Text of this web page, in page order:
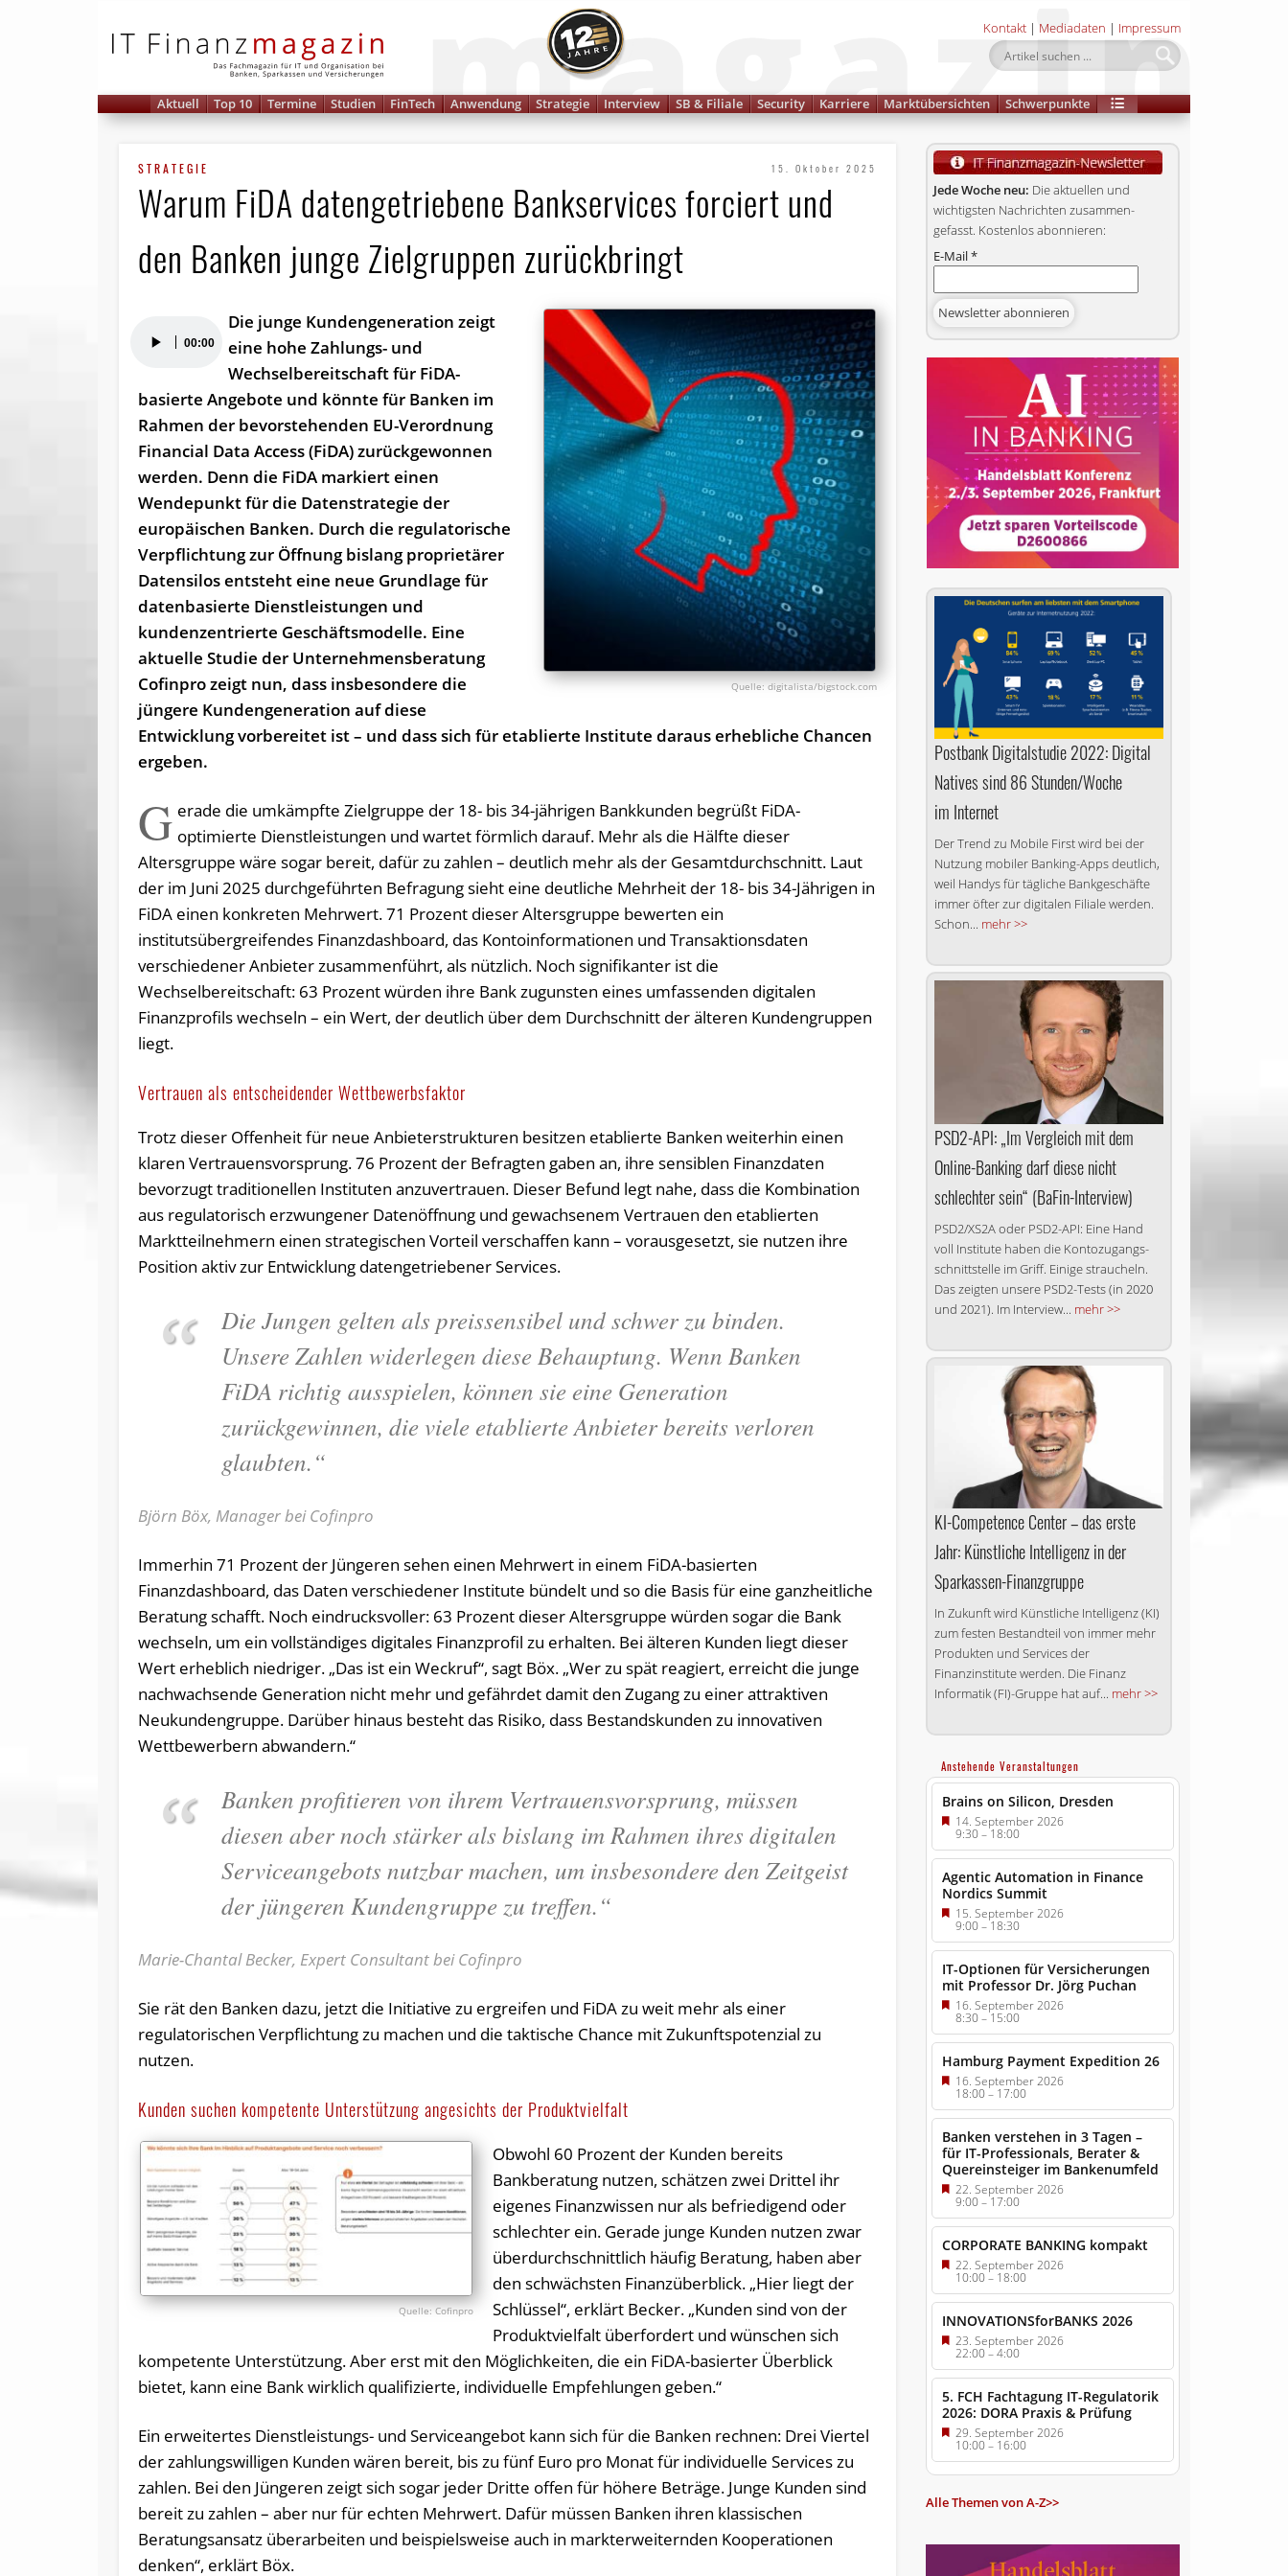
Kontakt | Mediadaten | Impressum
Aktuell Top 10 Termine Studien FinTech Anwendung Strategie Interview SB & Filiale Security Karriere Marktübersichten Schwerpunkte
STRATEGIE 15. Oktober 2025
Warum FiDA datengetriebene Bankservices forciert und
den Banken junge Zielgruppen zurückbringt
digitalista/bigstock.com
Player 00:00
Die junge Kundengeneration zeigt
eine hohe Zahlungs- und
Wechselbereitschaft für FiDA-
basierte Angebote und könnte für Banken im
Rahmen der bevorstehenden EU-Verordnung
Financial Data Access (FiDA) zurückgewonnen
werden. Denn die FiDA markiert einen
Wendepunkt für die Datenstrategie der
europäischen Banken. Durch die regulatorische
Verpflichtung zur Öffnung bislang proprietärer
Datensilos entsteht eine neue Grundlage für
datenbasierte Dienstleistungen und
kundenzentrierte Geschäftsmodelle. Eine
aktuelle Studie der Unternehmensberatung
Cofinpro zeigt nun, dass insbesondere die
jüngere Kundengeneration auf diese
Entwicklung vorbereitet ist – und dass sich für etablierte Institute daraus erhebliche Chancen
ergeben.
G erade die umkämpfte Zielgruppe der 18- bis 34-jährigen Bankkunden begrüßt FiDA-
optimierte Dienstleistungen und wartet förmlich darauf. Mehr als die Hälfte dieser
Altersgruppe wäre sogar bereit, dafür zu zahlen – deutlich mehr als der Gesamtdurchschnitt. Laut
der im Juni 2025 durchgeführten Befragung sieht eine deutliche Mehrheit der 18- bis 34-Jährigen in
FiDA einen konkreten Mehrwert. 71 Prozent dieser Altersgruppe bewerten ein
institutsübergreifendes Finanzdashboard, das Kontoinformationen und Transaktionsdaten
verschiedener Anbieter zusammenführt, als nützlich. Noch signifikanter ist die
Wechselbereitschaft: 63 Prozent würden ihre Bank zugunsten eines umfassenden digitalen
Finanzprofils wechseln – ein Wert, der deutlich über dem Durchschnitt der älteren Kundengruppen
liegt.
Vertrauen als entscheidender Wettbewerbsfaktor
Trotz dieser Offenheit für neue Anbieterstrukturen besitzen etablierte Banken weiterhin einen
klaren Vertrauensvorsprung. 76 Prozent der Befragten gaben an, ihre sensiblen Finanzdaten
bevorzugt traditionellen Instituten anzuvertrauen. Dieser Befund legt nahe, dass die Kombination
aus regulatorisch erzwungener Datenöffnung und gewachsenem Vertrauen den etablierten
Marktteilnehmern einen strategischen Vorteil verschaffen kann – vorausgesetzt, sie nutzen ihre
Position aktiv zur Entwicklung datengetriebener Services.
Die Jungen gelten als preissensibel und schwer zu binden.
Unsere Zahlen widerlegen diese Behauptung. Wenn Banken
FiDA richtig ausspielen, können sie eine Generation
zurückgewinnen, die viele etablierte Anbieter bereits verloren
glaubten.“
Björn Böx, Manager bei Cofinpro
Immerhin 71 Prozent der Jüngeren sehen einen Mehrwert in einem FiDA-basierten
Finanzdashboard, das Daten verschiedener Institute bündelt und so die Basis für eine ganzheitliche
Beratung schafft. Noch eindrucksvoller: 63 Prozent dieser Altersgruppe würden sogar die Bank
wechseln, um ein vollständiges digitales Finanzprofil zu erhalten. Bei älteren Kunden liegt dieser
Wert erheblich niedriger. „Das ist ein Weckruf“, sagt Böx. „Wer zu spät reagiert, erreicht die junge
nachwachsende Generation nicht mehr und gefährdet damit den Zugang zu einer attraktiven
Neukundengruppe. Darüber hinaus besteht das Risiko, dass Bestandskunden zu innovativen
Wettbewerbern abwandern.“
Banken profitieren von ihrem Vertrauensvorsprung, müssen
diesen aber noch stärker als bislang im Rahmen ihres digitalen
Serviceangebots nutzbar machen, um insbesondere den Zeitgeist
der jüngeren Kundengruppe zu treffen.“
Marie-Chantal Becker, Expert Consultant bei Cofinpro
Sie rät den Banken dazu, jetzt die Initiative zu ergreifen und FiDA zu weit mehr als einer
regulatorischen Verpflichtung zu machen und die taktische Chance mit Zukunftspotenzial zu
nutzen.
Kunden suchen kompetente Unterstützung angesichts der Produktvielfalt
Cofinpro
Obwohl 60 Prozent der Kunden bereits
Bankberatung nutzen, schätzen zwei Drittel ihr
eigenes Finanzwissen nur als befriedigend oder
schlechter ein. Gerade junge Kunden nutzen zwar
überdurchschnittlich häufig Beratung, haben aber
den schwächsten Finanzüberblick. „Hier liegt der
Schlüssel“, erklärt Becker. „Kunden sind von der
Produktvielfalt überfordert und wünschen sich
kompetente Unterstützung. Aber erst mit den Möglichkeiten, die ein FiDA-basierter Überblick
bietet, kann eine Bank wirklich qualifizierte, individuelle Empfehlungen geben.“
Ein erweitertes Dienstleistungs- und Serviceangebot kann sich für die Banken rechnen: Drei Viertel
der zahlungswilligen Kunden wären bereit, bis zu fünf Euro pro Monat für individuelle Services zu
zahlen. Bei den Jüngeren zeigt sich sogar jeder Dritte offen für höhere Beträge. Junge Kunden sind
bereit zu zahlen – aber nur für echten Mehrwert. Dafür müssen Banken ihren klassischen
Beratungsansatz überarbeiten und beispielsweise auch in markterweiternden Kooperationen
denken“, erklärt Böx.
Jede Woche neu: Die aktuellen und
wichtigsten Nachrichten zusammen­
gefasst. Kostenlos abonnieren:
E-Mail*
Postbank Digitalstudie 2022: Digital
Natives sind 86 Stunden/Woche
im Internet
Der Trend zu Mobile First wird bei der
Nutzung mobiler Banking-Apps deutlich,
weil Handys für tägliche Bankgeschäfte
immer öfter zur digitalen Filiale werden.
Schon... mehr >>
PSD2-API: „Im Vergleich mit dem
Online-Banking darf diese nicht
schlechter sein“ (BaFin-Interview)
PSD2/XS2A oder PSD2-API: Eine Hand
voll Institute haben die Konto­zugangs­
schnittstelle im Griff. Einige straucheln.
Das zeigten unsere PSD2-Tests (in 2020
und 2021). Im Interview... mehr >>
KI-Competence Center – das erste
Jahr: Künstliche Intelligenz in der
Sparkassen-Finanzgruppe
In Zukunft wird Künstliche Intelligenz (KI)
zum festen Bestandteil von immer mehr
Produkten und Services der
Finanzinstitute werden. Die Finanz
Informatik (FI)-Gruppe hat auf... mehr >>
Anstehende Veranstaltungen
Brains on Silicon, Dresden
14. September 2026
9:30–18:00
Agentic Automation in Finance
Nordics Summit
15. September 2026
9:00–18:30
IT-Optionen für Versicherungen
mit Professor Dr. Jörg Puchan
16. September 2026
8:30–15:00
Hamburg Payment Expedition 26
16. September 2026
18:00– 17:00
Banken verstehen in 3 Tagen –
für IT-Professionals, Berater &
Quereinsteiger im Bankenumfeld
22. September 2026
9:00–17:00
CORPORATE BANKING kompakt
22. September 2026
10:00– 18:00
INNOVATIONSforBANKS 2026
23. September 2026
22:00–4:00
5. FCH Fachtagung IT-Regulatorik
2026: DORA Praxis & Prüfung
29. September 2026
10:00– 16:00
Alle Themen von A-Z>>